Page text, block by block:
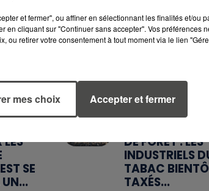
LES
SE
6 août 2026
DE FORÊT : LES
INDUSTRIELS
TABAC
TAXÉS...
et fermer", ou affiner en sélectionnant les finalités et/ou
en cliquant sur "Continuer sans accepter". Vos préférences
ou retirer votre consentement à tout moment via le lien
mes choix Accepter et fermer